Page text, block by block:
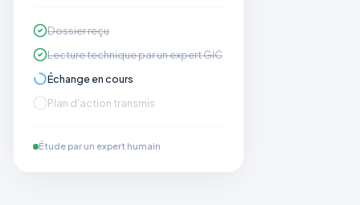
Dossier reçu
Lecture technique par un expert GIC
Échange en cours
Plan d'action transmis
Étude par un expert humain